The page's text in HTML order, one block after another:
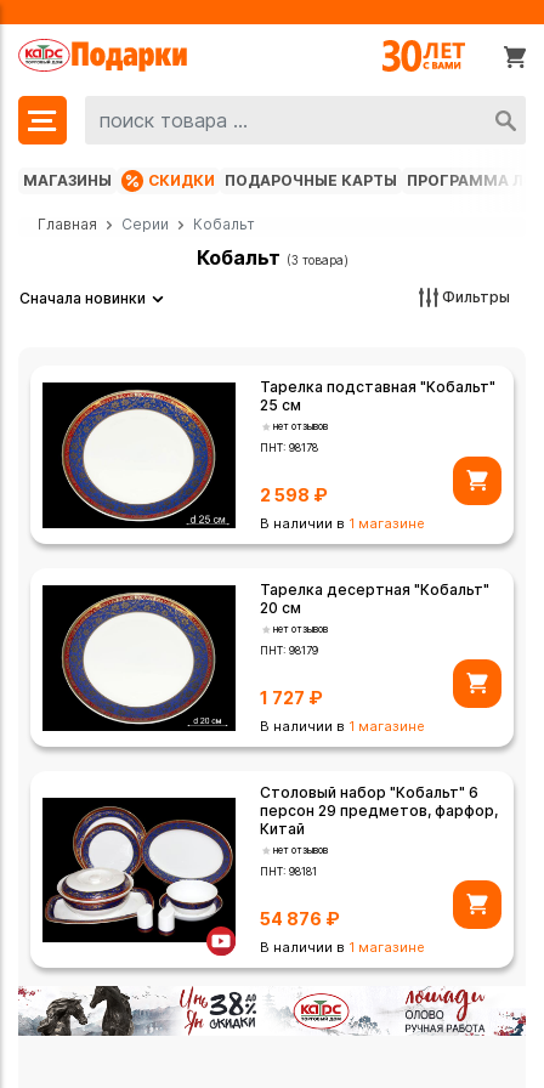
МАГАЗИНЫ СКИДКИ ПОДАРОЧНЫЕ КАРТЫ ПРОГРАММА
Главная Серии Кобальт
Кобальт (3 товара)
Сначала новинки Фильтры
Тарелка подставная "Кобальт"
25 см
нет отзывов
ПНТ:98178
2 598 ₽
В наличии в 1 магазине
Тарелка десертная "Кобальт"
20 см
нет отзывов
ПНТ:98179
1 727 ₽
В наличии в 1 магазине
Столовый набор "Кобальт" 6
персон 29 предметов, фарфор,
Китай
нет отзывов
ПНТ:98181
54 876 ₽
В наличии в 1 магазине